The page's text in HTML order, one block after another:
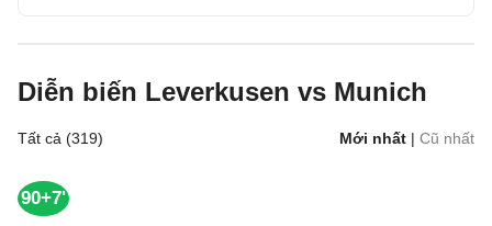
Diễn biến Leverkusen vs Munich
Tất cả (319) Mới nhất | Cũ nhất
90+7'